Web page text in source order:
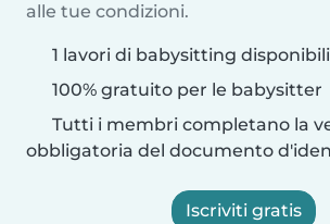
alle tue condizioni.
1 lavori di babysitting
100% gratuito per le babysitter
Tutti i membri completano la
obbligatoria del documento
Iscriviti gratis